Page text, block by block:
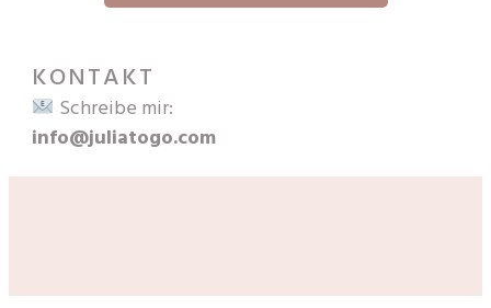
KONTAKT
Schreibe mir:
info@juliatogo.com